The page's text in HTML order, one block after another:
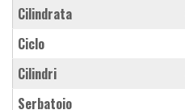
Cilindrata
Ciclo
Cilindri
Serbatoio